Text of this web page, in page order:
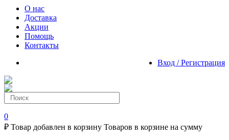
О нас
Доставка
Акции
Помощь
Контакты
Вход / Регистрация
0
₽ Товар добавлен в корзину Товаров в корзине на сумму